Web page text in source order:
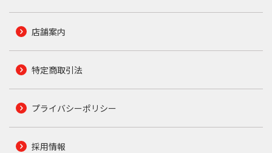
店舗案内
特定商取引法
プライバシーポリシー
採用情報